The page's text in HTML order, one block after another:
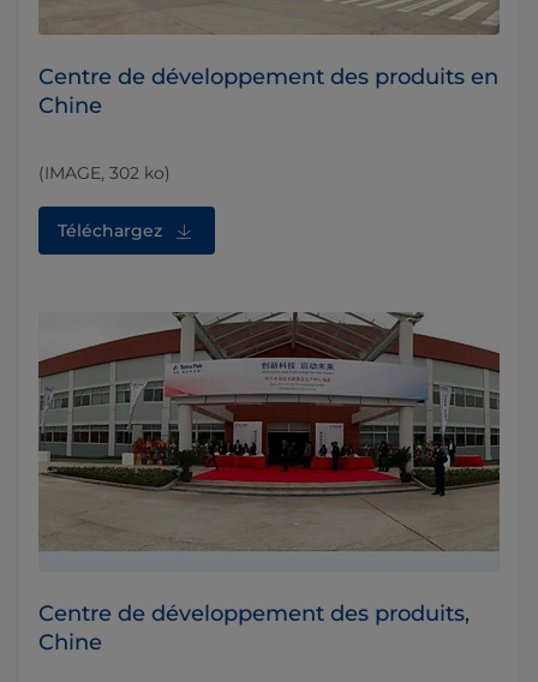
Centre de développement des produits en
Chine
(IMAGE, 302 ko)
Téléchargez
Centre de développement des produits,
Chine